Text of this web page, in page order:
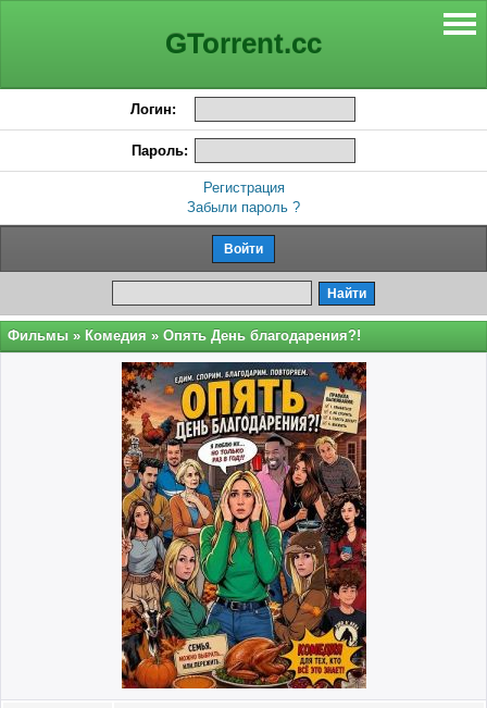
GTorrent.cc
Логин:
Пароль:
Регистрация
Забыли пароль ?
Фильмы » Комедия » Опять День благодарения?!